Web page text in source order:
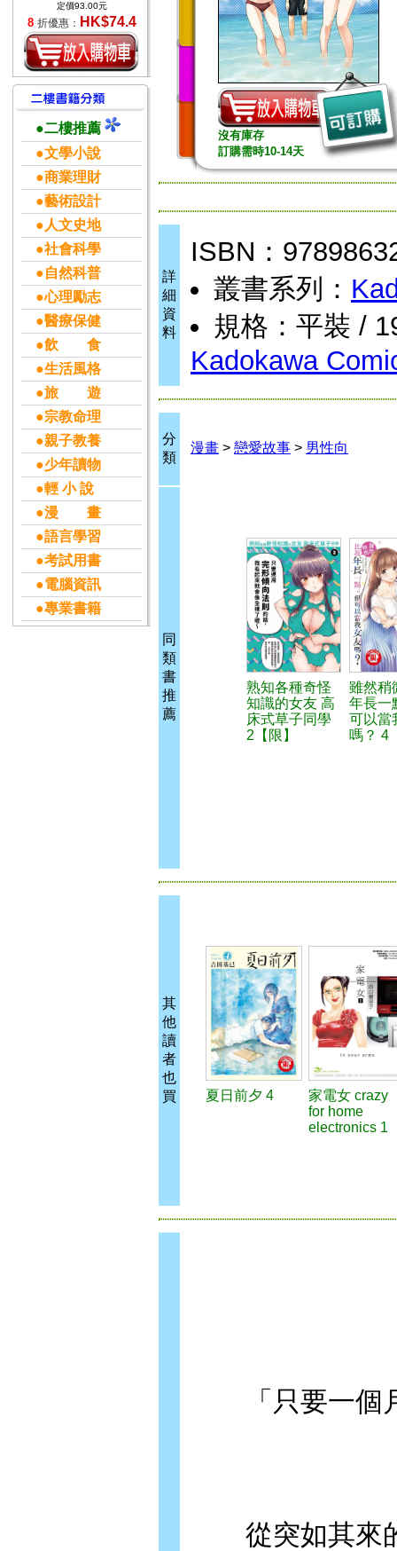
定價93.00元
8 折優惠： HK$74.4
●二樓推薦
●文學小說
●商業理財
●藝術設計
●人文史地
●社會科學
●自然科普
●心理勵志
●醫療保健
●飲 食
●生活風格
●旅 遊
●宗教命理
●親子教養
●少年讀物
●輕 小 說
●漫 畫
●語言學習
●考試用書
●電腦資訊
●專業書籍
沒有庫存
訂購需時10-14天
詳
細
資
料
ISBN：
叢書系列：
規格：平裝 /
Kadokawa
分
類
漫畫 > 戀愛故事 > 男性向
同
類
書
推
薦
熟知各種奇怪
知識的女友 高
床式草子同學
2【限】
雖然稍
年長一
可以當
嗎？ 4
其
他
讀
者
也
買
夏日前夕 4
家電女 crazy
for home
electronics 1
「只要一個月
從突如其來